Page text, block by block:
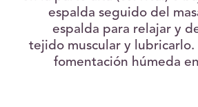
espalda seguido del
espalda para relajar y
tejido muscular y lubricarlo.
fomentación húmeda